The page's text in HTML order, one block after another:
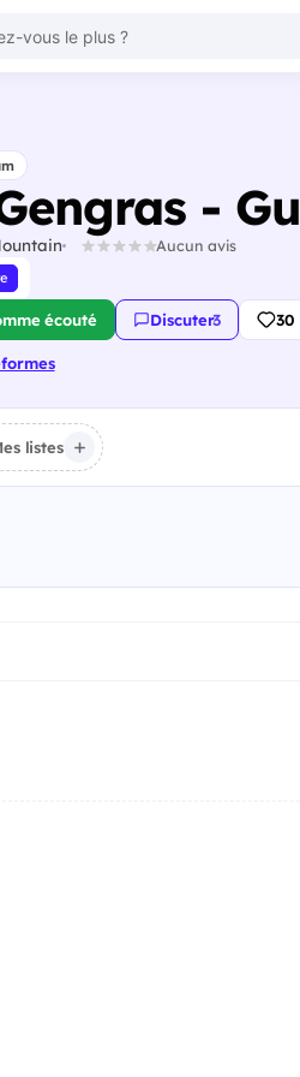
-
Aucun avis
écouté Discuter·3 30
listes